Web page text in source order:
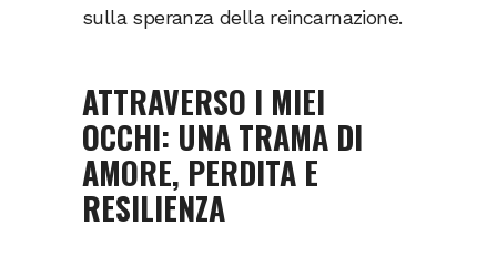
sulla speranza della reincarnazione.
ATTRAVERSO I MIEI
OCCHI: UNA TRAMA DI
AMORE, PERDITA E
RESILIENZA